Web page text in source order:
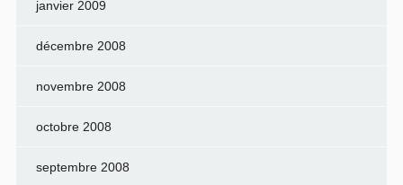
janvier 2009
décembre 2008
novembre 2008
octobre 2008
septembre 2008